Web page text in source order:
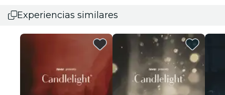
Experiencias similares